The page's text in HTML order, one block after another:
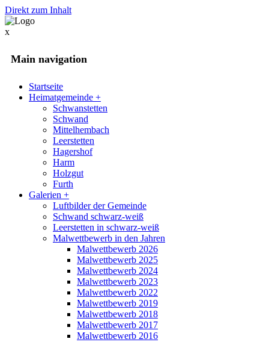
Direkt zum Inhalt
x
Main navigation
Startseite
Heimatgemeinde +
Schwanstetten
Schwand
Mittelhembach
Leerstetten
Hagershof
Harm
Holzgut
Furth
Galerien +
Luftbilder der Gemeinde
Schwand schwarz-weiß
Leerstetten in schwarz-weiß
Malwettbewerb in den Jahren
Malwettbewerb 2026
Malwettbewerb 2025
Malwettbewerb 2024
Malwettbewerb 2023
Malwettbewerb 2022
Malwettbewerb 2019
Malwettbewerb 2018
Malwettbewerb 2017
Malwettbewerb 2016